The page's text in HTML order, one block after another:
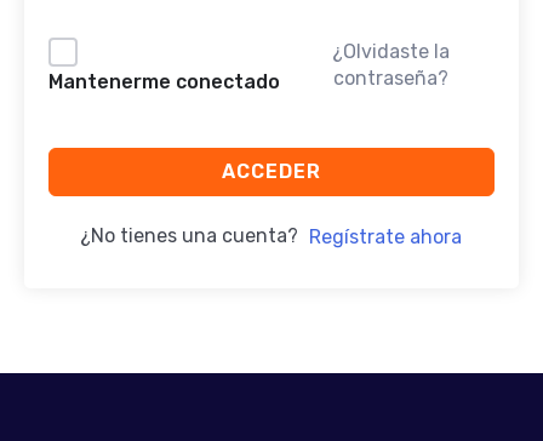
Mantenerme conectado
¿Olvidaste la
contraseña?
ACCEDER
¿No tienes una cuenta? Regístrate ahora